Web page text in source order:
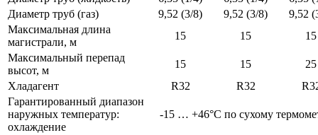
Диаметр труб (газ)
9,52 (3/8) 9,52 (3/8)
9,52
Максимальная длина
магистрали, м
15 15
15
Максимальный перепад
высот, м
15 15
25
Хладагент
R32 R32
Гарантированный диапазон
наружных температур:
охлаждение
-15 … +46°C по сухому